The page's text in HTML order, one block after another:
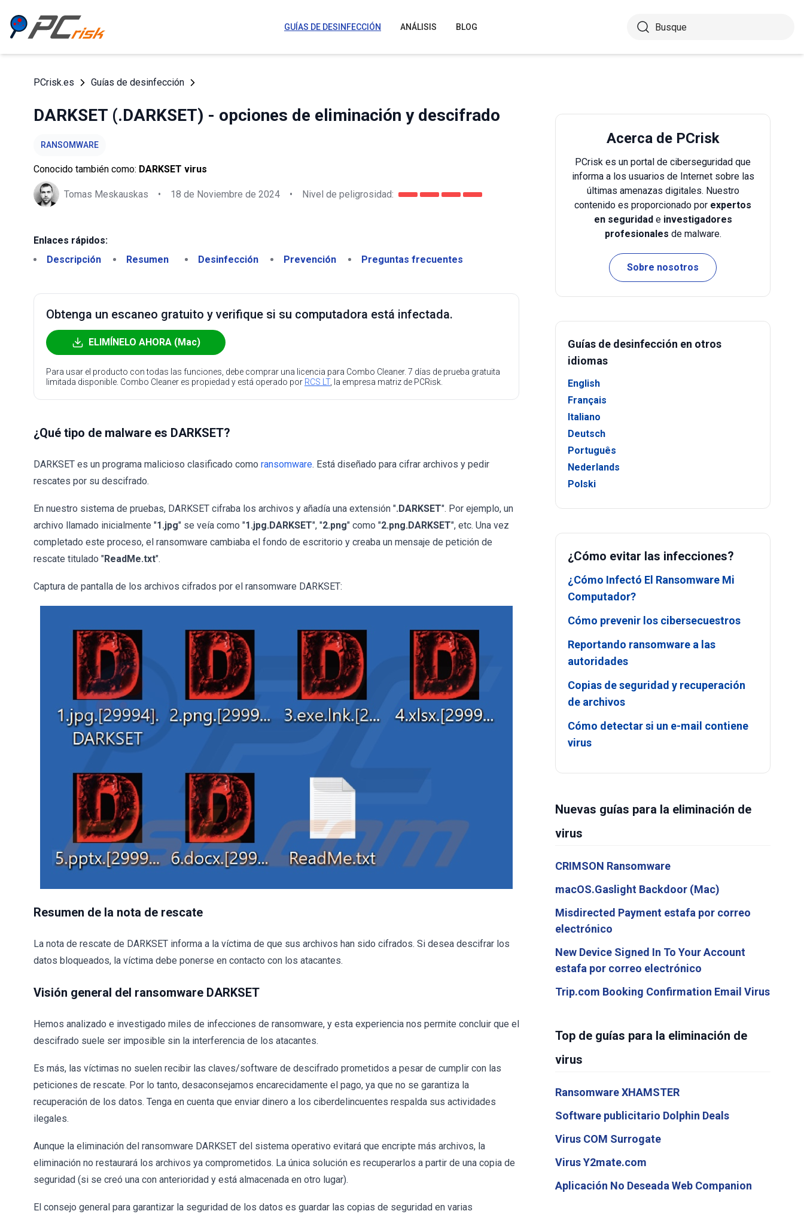
GUÍAS DE DESINFECCIÓN ANÁLISIS BLOG
PCrisk.es Guías de desinfección
DARKSET (.DARKSET) - opciones de eliminación y descifrado
RANSOMWARE
Conocido también como: DARKSET virus
Tomas Meskauskas • 18 de Noviembre de 2024 • Nivel de peligrosidad:
Enlaces rápidos:
Descripción
Resumen Desinfección Prevención Preguntas frecuentes
Obtenga un escaneo gratuito y verifique si su computadora está infectada.
ELIMÍNELO AHORA (Mac)
Para usar el producto con todas las funciones, debe comprar una licencia para Combo Cleaner. 7 días de prueba gratuita
limitada disponible. Combo Cleaner es propiedad y está operado por RCS LT, la empresa matriz de PCRisk.
¿Qué tipo de malware es DARKSET?
DARKSET es un programa malicioso clasificado como ransomware. Está diseñado para cifrar archivos y pedir
rescates por su descifrado.
En nuestro sistema de pruebas, DARKSET cifraba los archivos y añadía una extensión ".DARKSET". Por ejemplo, un
archivo llamado inicialmente "1.jpg" se veía como "1.jpg.DARKSET", "2.png" como "2.png.DARKSET", etc. Una vez
completado este proceso, el ransomware cambiaba el fondo de escritorio y creaba un mensaje de petición de
rescate titulado "ReadMe.txt".
Captura de pantalla de los archivos cifrados por el ransomware DARKSET:
Resumen de la nota de rescate
La nota de rescate de DARKSET informa a la víctima de que sus archivos han sido cifrados. Si desea descifrar los
datos bloqueados, la víctima debe ponerse en contacto con los atacantes.
Visión general del ransomware DARKSET
Hemos analizado e investigado miles de infecciones de ransomware, y esta experiencia nos permite concluir que el
descifrado suele ser imposible sin la interferencia de los atacantes.
Es más, las víctimas no suelen recibir las claves/software de descifrado prometidos a pesar de cumplir con las
peticiones de rescate. Por lo tanto, desaconsejamos encarecidamente el pago, ya que no se garantiza la
recuperación de los datos. Tenga en cuenta que enviar dinero a los ciberdelincuentes respalda sus actividades
ilegales.
Aunque la eliminación del ransomware DARKSET del sistema operativo evitará que encripte más archivos, la
eliminación no restaurará los archivos ya comprometidos. La única solución es recuperarlos a partir de una copia de
seguridad (si se creó una con anterioridad y está almacenada en otro lugar).
El consejo general para garantizar la seguridad de los datos es guardar las copias de seguridad en varias
Acerca de PCrisk
PCrisk es un portal de ciberseguridad que
informa a los usuarios de Internet sobre las
últimas amenazas digitales. Nuestro
contenido es proporcionado por expertos
en seguridade investigadores
profesionales de malware.
Sobre nosotros
Guías de desinfección en otros
idiomas
English
Français
Italiano
Deutsch
Português
Nederlands
Polski
¿Cómo evitar las infecciones?
¿Cómo Infectó El Ransomware Mi
Computador?
Cómo prevenir los cibersecuestros
Reportando ransomware a las
autoridades
Copias de seguridad y recuperación
de archivos
Cómo detectar si un e-mail contiene
virus
Nuevas guías para la eliminación de
virus
CRIMSON Ransomware
macOS.Gaslight Backdoor (Mac)
Misdirected Payment estafa por correo
electrónico
New Device Signed In To Your Account
estafa por correo electrónico
Trip.com Booking Confirmation Email Virus
Top de guías para la eliminación de
virus
Ransomware XHAMSTER
Software publicitario Dolphin Deals
Virus COM Surrogate
Virus Y2mate.com
Aplicación No Deseada Web Companion